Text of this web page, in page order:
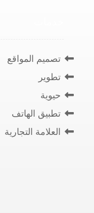
تصميم المواقع
تطوير
حيوية
تطبيق الهاتف
العلامة التجارية